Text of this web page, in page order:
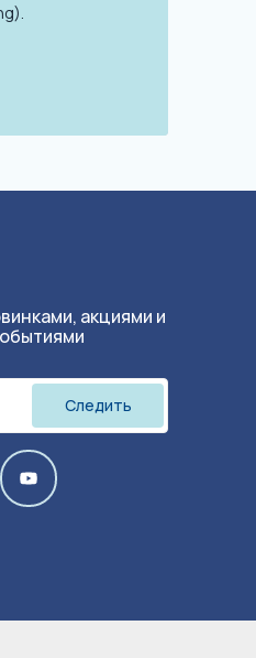
акциями и
Следить